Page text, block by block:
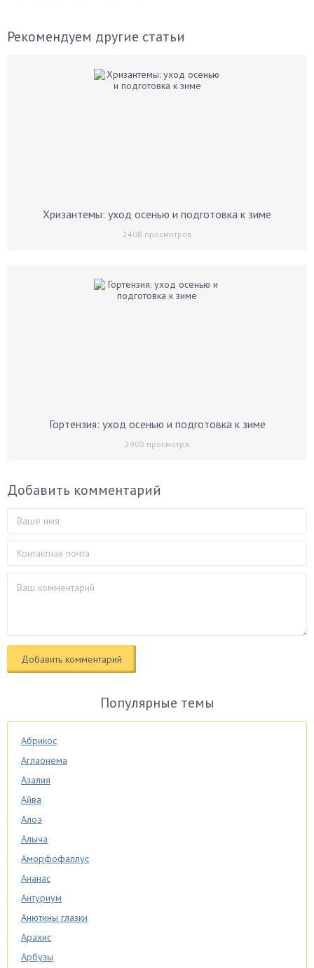
Рекомендуем другие статьи
Хризантемы: уход осенью и подготовка к зиме
2408 просмотров
Гортензия: уход осенью и подготовка к зиме
2903 просмотра
Добавить комментарий
Популярные темы
Абрикос
Аглаонема
Азалия
Айва
Алоэ
Алыча
Аморфофаллус
Ананас
Антуриум
Анютины глазки
Арахис
Арбузы